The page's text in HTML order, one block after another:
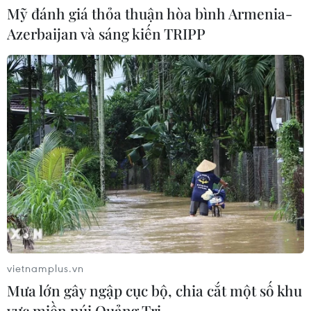
Khoa học công nghệ sẽ trở thành động lực mới của
quan hệ Việt Nam-Australia
09/08/2026 02:01
Mỹ đánh giá thỏa thuận hòa bình Armenia-
Azerbaijan và sáng kiến TRIPP
vietnamplus.vn
Mưa lớn gây ngập cục bộ, chia cắt một số khu